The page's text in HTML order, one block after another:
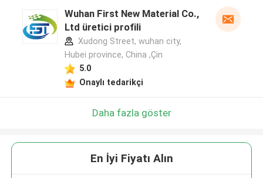
Wuhan First New Material Co.,
Ltd üretici profili
Xudong Street, wuhan city,
Hubei province, China ,Çin
5.0
Onaylı tedarikçi
Daha fazla göster
En İyi Fiyatı Alın